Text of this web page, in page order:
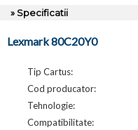
» Specificatii
Lexmark 80C20Y0
Tip Cartus:
Cod producator:
Tehnologie:
Compatibilitate: